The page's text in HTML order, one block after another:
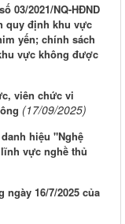
03/2021/NQ-HĐND
quy định khu vực
yến; chính sách
vực không được
viên chức vi
(17/09/2025)
hiệu "Nghệ
vực nghề thủ
ngày 16/7/2025 của